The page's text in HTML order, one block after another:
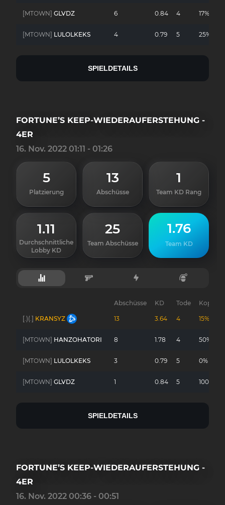
[MTOWN] GLVDZ 6 0.84 4 17%
[MTOWN] LULOLKEKS 4 0.79 5 25%
SPIELDETAILS
5
Platzierung
13
Abschüsse
1
Team KD Rang
1.11
Durchschnittliche
Lobby KD
25
Team Abschüsse
1.76
Team KD
FORTUNE’S KEEP-WIEDERAUFERSTEHUNG -
4ER
16. Nov. 2022 01:11 - 01:26
Abschüsse KD Tode
[.)(.] KRANSYZ 13 3.64 4 15%
[MTOWN] HANZOHATORI 8 1.78 4 50%
[MTOWN] LULOLKEKS 3 0.79 5 0%
[MTOWN] GLVDZ 1 0.84 5 100%
SPIELDETAILS
FORTUNE’S KEEP-WIEDERAUFERSTEHUNG -
4ER
16. Nov. 2022 00:36 - 00:51